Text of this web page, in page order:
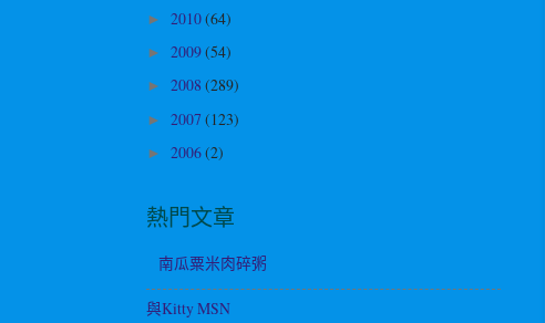
► 2010(64)
► 2009(54)
► 2008 (289)
► 2007 (123)
► 2006(2)
熱門文章
南瓜粟米肉碎粥
與Kitty MSN